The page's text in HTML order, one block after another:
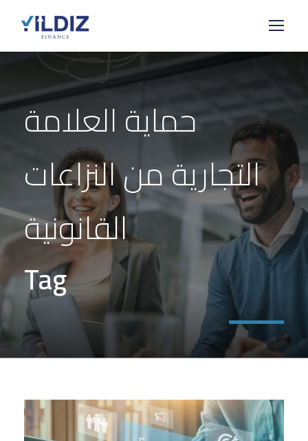
حماية العلامة
التجارية من النزاعات
القانونية
Tag